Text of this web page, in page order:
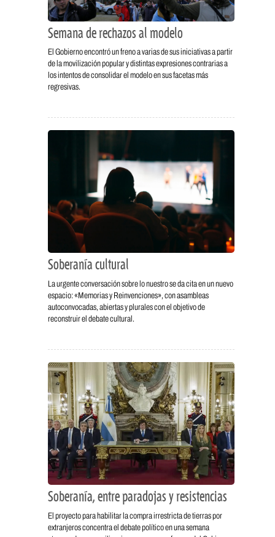
Semana de rechazos al modelo
El Gobierno encontró un freno a varias de sus iniciativas a partir
de la movilización popular y distintas expresiones contrarias a
los intentos de consolidar el modelo en sus facetas más
regresivas.
Soberanía cultural
La urgente conversación sobre lo nuestro se da cita en un nuevo
espacio: «Memorias y Reinvenciones», con asambleas
autoconvocadas, abiertas y plurales con el objetivo de
reconstruir el debate cultural.
Soberanía, entre paradojas y resistencias
El proyecto para habilitar la compra irrestricta de tierras por
extranjeros concentra el debate político en una semana